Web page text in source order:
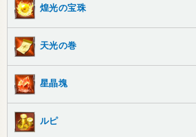
煌光の宝珠
天光の巻
星晶塊
ルピ